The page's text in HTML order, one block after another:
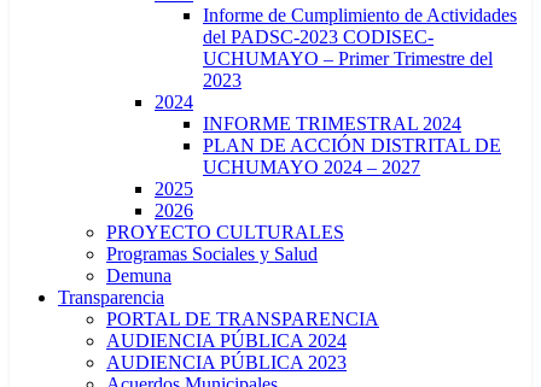
Informe de Cumplimiento de Actividades
del PADSC-2023 CODISEC-
UCHUMAYO – Primer Trimestre del
2023
2024
INFORME TRIMESTRAL 2024
PLAN DE ACCIÓN DISTRITAL DE
UCHUMAYO 2024 – 2027
2025
2026
PROYECTO CULTURALES
Programas Sociales y Salud
Demuna
Transparencia
PORTAL DE TRANSPARENCIA
AUDIENCIA PÚBLICA 2024
AUDIENCIA PÚBLICA 2023